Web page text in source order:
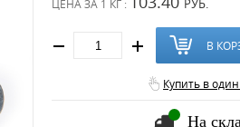
ЦЕНА ЗА 1 КГ : РУБ.
В
Купить в
На